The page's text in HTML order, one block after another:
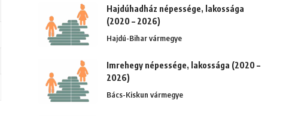
Hajdúhadház népessége, lakossága
(2020 – 2026)
Hajdú-Bihar vármegye
Imrehegy népessége, lakossága (2020 –
2026)
Bács-Kiskun vármegye